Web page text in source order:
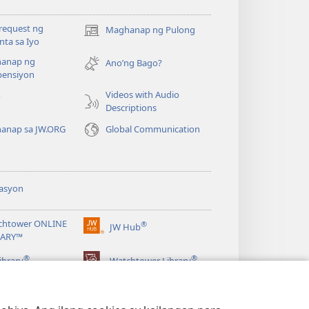
ng
sa Iyo
Maghanap ng Pulong
(may
na
bagong
window)
ng
Ano’ng Bago?
Videos with Audio
Descriptions
sa JW.ORG
Global Communication
ONLINE
JW Hub®
(may
na
® Watchtower Library®